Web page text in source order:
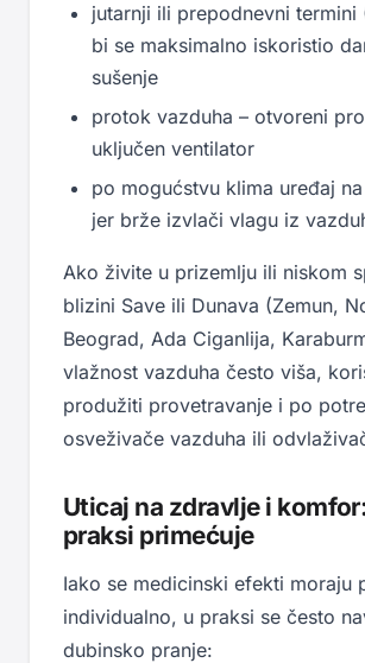
jutarnji ili prepodnevni termini
bi se maksimalno iskoristio
sušenje
protok vazduha – otvoreni
uključen ventilator
po mogućstvu klima uređaj
jer brže izvlači vlagu iz
Ako živite u prizemlju ili niskom
blizini Save ili Dunava (Zemun,
Beograd, Ada Ciganlija,
vlažnost vazduha često viša,
produžiti provetravanje i po
osveživače vazduha ili
Uticaj na zdravlje i
praksi primećuje
Iako se medicinski efekti moraju
individualno, u praksi se često
dubinsko pranje: